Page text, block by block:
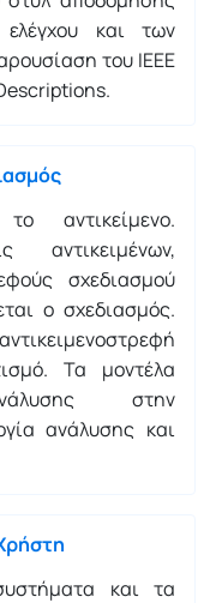
και των
του IEEE
αντικείμενο.
αντικειμένων,
σχεδιασμού
ο σχεδιασμός.
Τα μοντέλα
στην
ανάλυσης και
και τα